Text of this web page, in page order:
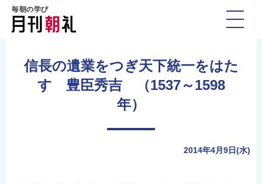
毎朝の学び
信長の遺業をつぎ天下統一をはた
す 豊臣秀吉 （1537～1598
年）
2014年4月9日(水)